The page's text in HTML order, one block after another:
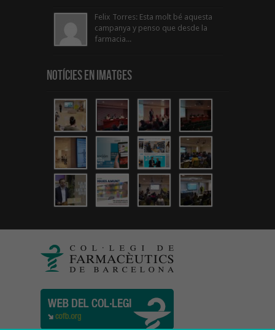
Felix Torres: Esta molt bé aquesta
campanya y penso que desde la
farmacia...
Notícies en Imatges